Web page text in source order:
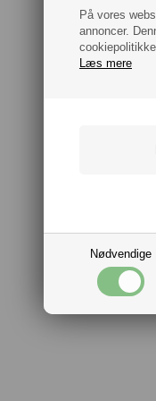
På vores
annoncer.
Læs mere
Nødvendige